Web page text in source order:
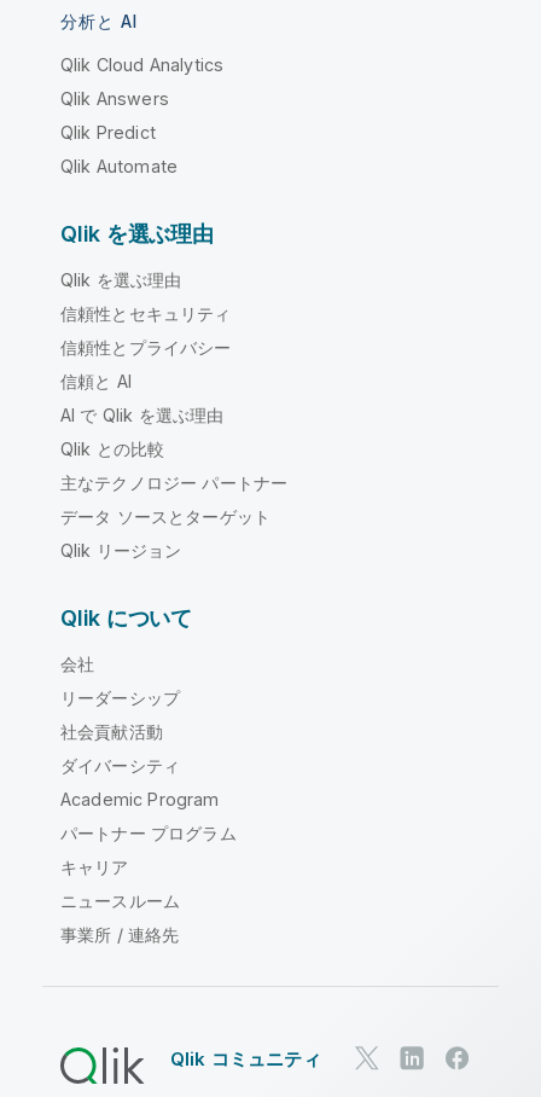
分析と AI
Qlik Cloud Analytics
Qlik Answers
Qlik Predict
Qlik Automate
Qlik を選ぶ理由
Qlik を選ぶ理由
信頼性とセキュリティ
信頼性とプライバシー
信頼と AI
AI で Qlik を選ぶ理由
Qlik との比較
主なテクノロジー パートナー
データ ソースとターゲット
Qlik リージョン
Qlik について
会社
リーダーシップ
社会貢献活動
ダイバーシティ
Academic Program
パートナー プログラム
キャリア
ニュースルーム
事業所 / 連絡先
Qlik コミュニティ